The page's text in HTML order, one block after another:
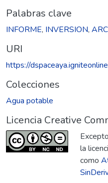
Palabras clave
INFORME, INVERSION,
URI
https://
Colecciones
Agua potable
Licencia Creative
la
como